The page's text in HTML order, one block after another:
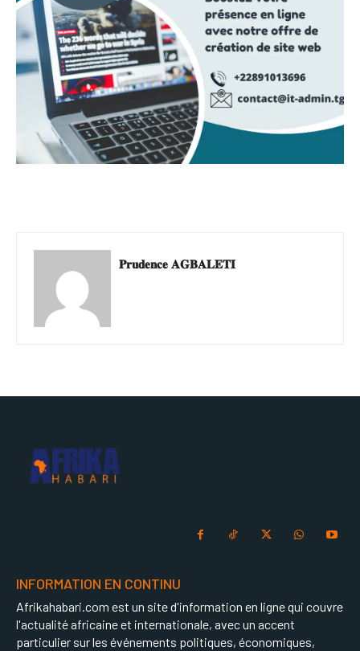
𝐏𝐫𝐮𝐝𝐞𝐧𝐜𝐞 𝐀𝐆𝐁𝐀𝐋𝐄𝐓𝐈
INFORMATION EN CONTINU
Afrikahabari.com est un site d'information en ligne qui couvre
l'actualité africaine et internationale, avec un accent
particulier sur les événements politiques, économiques,